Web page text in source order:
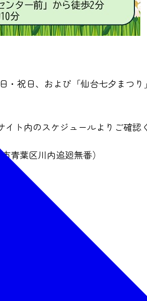
・祝日、および「仙台七夕まつ
ト内のスケジュールよりご確認
青葉区川内追廻無番）
部サイトへリンクします）